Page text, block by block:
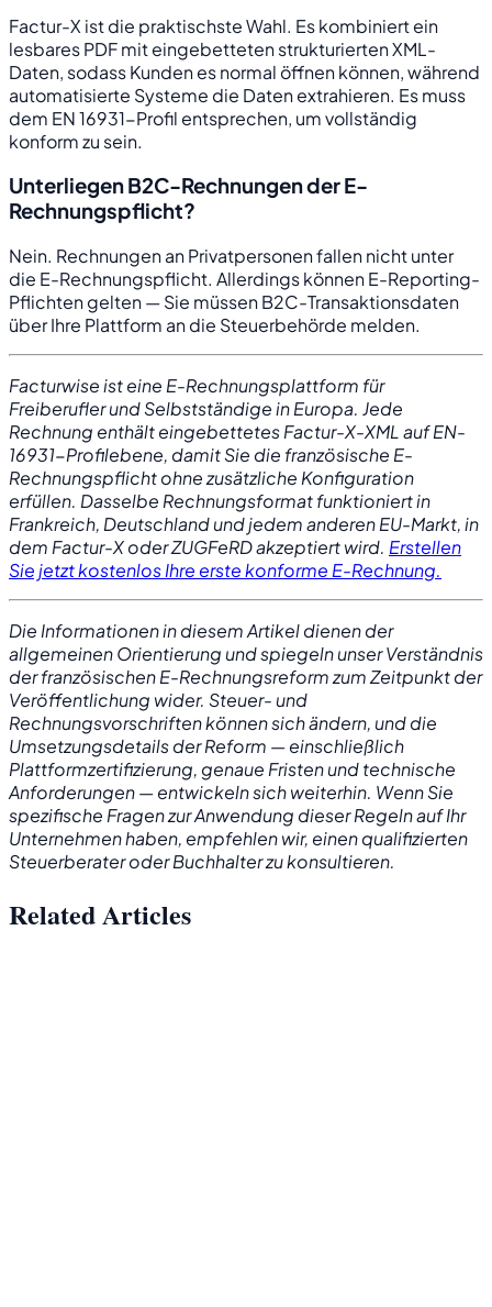
Factur-X ist die praktischste Wahl. Es kombiniert ein
lesbares PDF mit eingebetteten strukturierten XML-
Daten, sodass Kunden es normal öffnen können, während
automatisierte Systeme die Daten extrahieren. Es muss
dem EN 16931-Profil entsprechen, um vollständig
konform zu sein.
Unterliegen B2C-Rechnungen der E-
Rechnungspflicht?
Nein. Rechnungen an Privatpersonen fallen nicht unter
die E-Rechnungspflicht. Allerdings können E-Reporting-
Pflichten gelten — Sie müssen B2C-Transaktionsdaten
über Ihre Plattform an die Steuerbehörde melden.
Facturwise ist eine E-Rechnungsplattform für
Freiberufler und Selbstständige in Europa. Jede
Rechnung enthält eingebettetes Factur-X-XML auf EN-
16931-Profilebene, damit Sie die französische E-
Rechnungspflicht ohne zusätzliche Konfiguration
erfüllen. Dasselbe Rechnungsformat funktioniert in
Frankreich, Deutschland und jedem anderen EU-Markt, in
dem Factur-X oder ZUGFeRD akzeptiert wird. Erstellen
Sie jetzt kostenlos Ihre erste konforme E-Rechnung.
Die Informationen in diesem Artikel dienen der
allgemeinen Orientierung und spiegeln unser Verständnis
der französischen E-Rechnungsreform zum Zeitpunkt der
Veröffentlichung wider. Steuer- und
Rechnungsvorschriften können sich ändern, und die
Umsetzungsdetails der Reform — einschließlich
Plattformzertifizierung, genaue Fristen und technische
Anforderungen — entwickeln sich weiterhin. Wenn Sie
spezifische Fragen zur Anwendung dieser Regeln auf Ihr
Unternehmen haben, empfehlen wir, einen qualifizierten
Steuerberater oder Buchhalter zu konsultieren.
Related Articles